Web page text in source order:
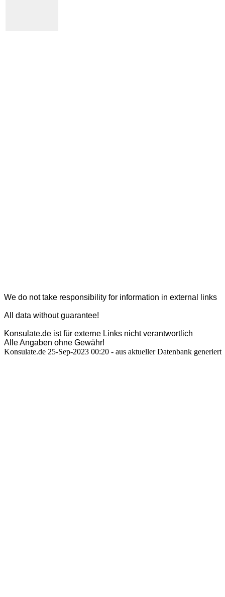
We do not take responsibility for information in external links
All data without guarantee!
Konsulate.de ist für externe Links nicht verantwortlich
Alle Angaben ohne Gewähr!
Konsulate.de 25-Sep-2023 00:20 - aus aktueller Datenbank generiert